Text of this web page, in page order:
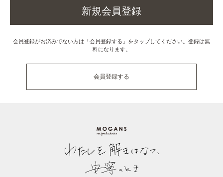
新規会員登録
会員登録がお済みでない方は「会員登録する」をタップしてください。登録は無
料になります。
会員登録する